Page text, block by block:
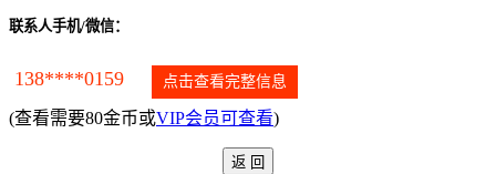
联系人手机/微信：
138****0159 点击查看完整信息
(查看需要80金币或VIP会员可查看)